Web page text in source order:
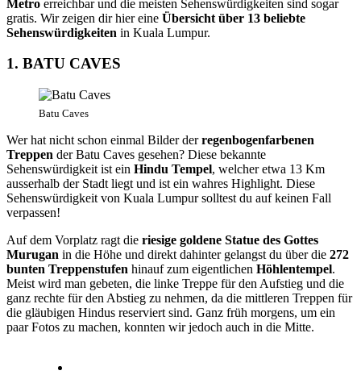
Metro erreichbar und die meisten Sehenswürdigkeiten sind sogar
gratis. Wir zeigen dir hier eine Übersicht über 13 beliebte
Sehenswürdigkeiten in Kuala Lumpur.
1. BATU CAVES
Batu Caves
Wer hat nicht schon einmal Bilder derregenbogenfarbenen
Treppen der Batu Caves gesehen? Diese bekannte
Sehenswürdigkeit ist ein Hindu Tempel, welcher etwa 13 Km
ausserhalb der Stadt liegt und ist ein wahres Highlight. Diese
Sehenswürdigkeit von Kuala Lumpur solltest du auf keinen Fall
verpassen!
Auf dem Vorplatz ragt die riesige goldene Statue des Gottes
Murugan in die Höhe und direkt dahinter gelangst du über die 272
bunten Treppenstufen hinauf zum eigentlichen Höhlentempel.
Meist wird man gebeten, die linke Treppe für den Aufstieg und die
ganz rechte für den Abstieg zu nehmen, da die mittleren Treppen für
die gläubigen Hindus reserviert sind. Ganz früh morgens, um ein
paar Fotos zu machen, konnten wir jedoch auch in die Mitte.